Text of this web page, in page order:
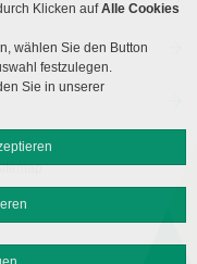
Klicken aufAlle Cookies
wählen Sie den Button
festzulegen.
Sie in unserer